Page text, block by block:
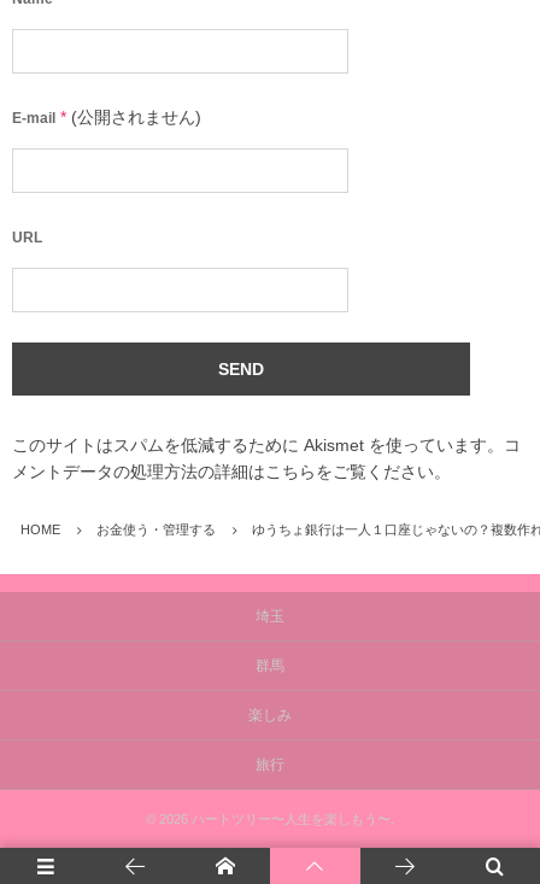
E-mail * (公開されません)
URL
このサイトはスパムを低減するために Akismet を使っています。
コ
メントデータの処理方法の詳細はこちらをご覧ください。
HOME お金使う・管理する ゆうちょ銀行は一人１口座じゃないの？複数作
埼玉
群馬
楽しみ
旅行
© 2026 ハートツリー〜人生を楽しもう〜